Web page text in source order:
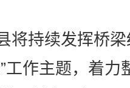
持续发挥桥梁
工作主题，着力